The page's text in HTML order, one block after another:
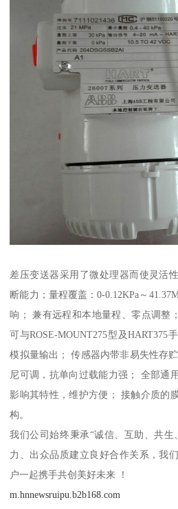
差压变送器采用了微处理器而使灵活
断能力；量程覆盖：0-0.12KPa～
响； 兼有远程和本地量程、零点调整
可与ROSE-MOUNT275型及HART375
模拟量输出； 传感器内带非易失性存
尼可调，抗单向过载能力强； 全部通
影响其特性，维护方便； 接触介质的
构。
我们公司始终秉承“诚信、互助、共
力、出众品质建立良好合作关系，我
户一起携手共创美好未来 ！
m.hnnewsruipu.b2b168.com